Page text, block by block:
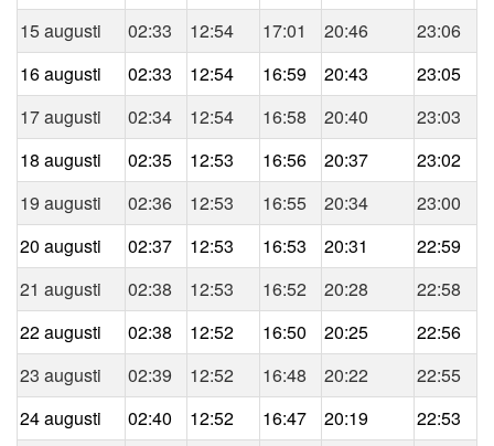
15 augusti 02:33 12:54 17:01 20:46
23:06
16 augusti
02:33 12:54 16:59 20:43
23:05
17 augusti
02:34 12:54 16:58 20:40
23:03
18 augusti
02:35 12:53 16:56 20:37
23:02
19 augusti
02:36 12:53 16:55 20:34
23:00
20 augusti
02:37 12:53 16:53 20:31
22:59
21 augusti
02:38 12:53 16:52 20:28
22:58
22 augusti
02:38 12:52 16:50 20:25
22:56
23 augusti
02:39 12:52 16:48 20:22
22:55
24 augusti
02:40 12:52 16:47 20:19
22:53